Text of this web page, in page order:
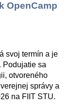
OpenCamp
svoj termín a je
Podujatie sa
otvoreného
správy a
na FIIT STU.